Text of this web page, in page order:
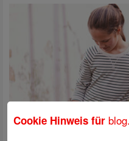
Cookie Hinweis für